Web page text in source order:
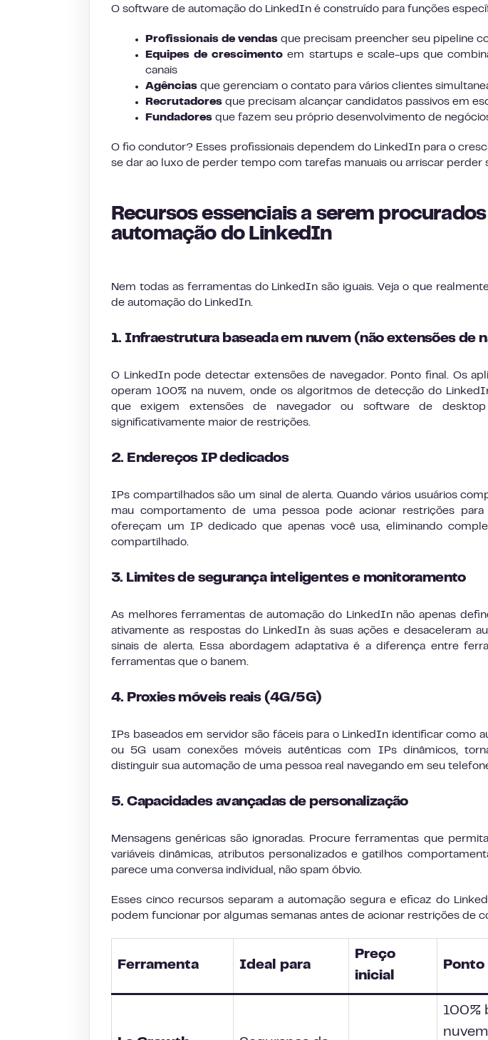
O software de automação do LinkedIn é construído para funções
Profissionais de vendas que precisam preencher seu pipeline
Equipes de crescimento em startups e scale-ups que
canais
Agências que gerenciam o contato para vários clientes
Recrutadores que precisam alcançar candidatos passivos em
Fundadores que fazem seu próprio desenvolvimento de
O fio condutor? Esses profissionais dependem do LinkedIn para o
se dar ao luxo de perder tempo com tarefas manuais ou arriscar perder
Recursos essenciais a serem
automação do LinkedIn
Nem todas as ferramentas do LinkedIn são iguais. Veja o que
de automação do LinkedIn.
1. Infraestrutura baseada em nuvem (não extensões de
O LinkedIn pode detectar extensões de navegador. Ponto final. Os
operam 100% na nuvem, onde os algoritmos de detecção do
que exigem extensões de navegador ou software de
significativamente maior de restrições.
2. Endereços IP dedicados
IPs compartilhados são um sinal de alerta. Quando vários usuários
mau comportamento de uma pessoa pode acionar restrições
ofereçam um IP dedicado que apenas você usa, eliminando
compartilhado.
3. Limites de segurança inteligentes e monitoramento
As melhores ferramentas de automação do LinkedIn não apenas
ativamente as respostas do LinkedIn às suas ações e desaceleram
sinais de alerta. Essa abordagem adaptativa é a diferença entre
ferramentas que o banem.
4. Proxies móveis reais (4G/5G)
IPs baseados em servidor são fáceis para o LinkedIn identificar como
ou 5G usam conexões móveis autênticas com IPs dinâmicos,
distinguir sua automação de uma pessoa real navegando em seu
5. Capacidades avançadas de personalização
Mensagens genéricas são ignoradas. Procure ferramentas que
variáveis dinâmicas, atributos personalizados e gatilhos
parece uma conversa individual, não spam óbvio.
Esses cinco recursos separam a automação segura e eficaz do
podem funcionar por algumas semanas antes de acionar restrições de
Ferramenta Ideal para
Preço
inicial
100%